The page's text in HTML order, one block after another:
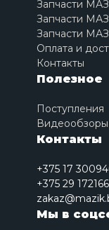
Запчасти
Запчасти
Запчасти
Оплата и
Контакты
Полезное
Поступления
Контакты
+375 17
+375 29
Мы в